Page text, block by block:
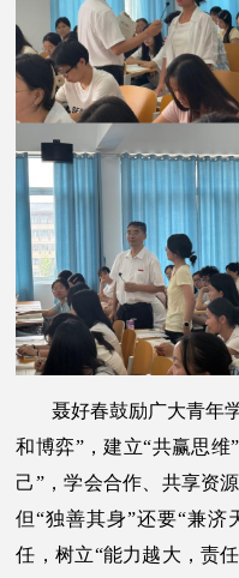
聂好春鼓励广大青年
和博弈”，建立“共赢思维
己”，学会合作、共享资
但“独善其身”还要“兼济
任，树立“能力越大，责